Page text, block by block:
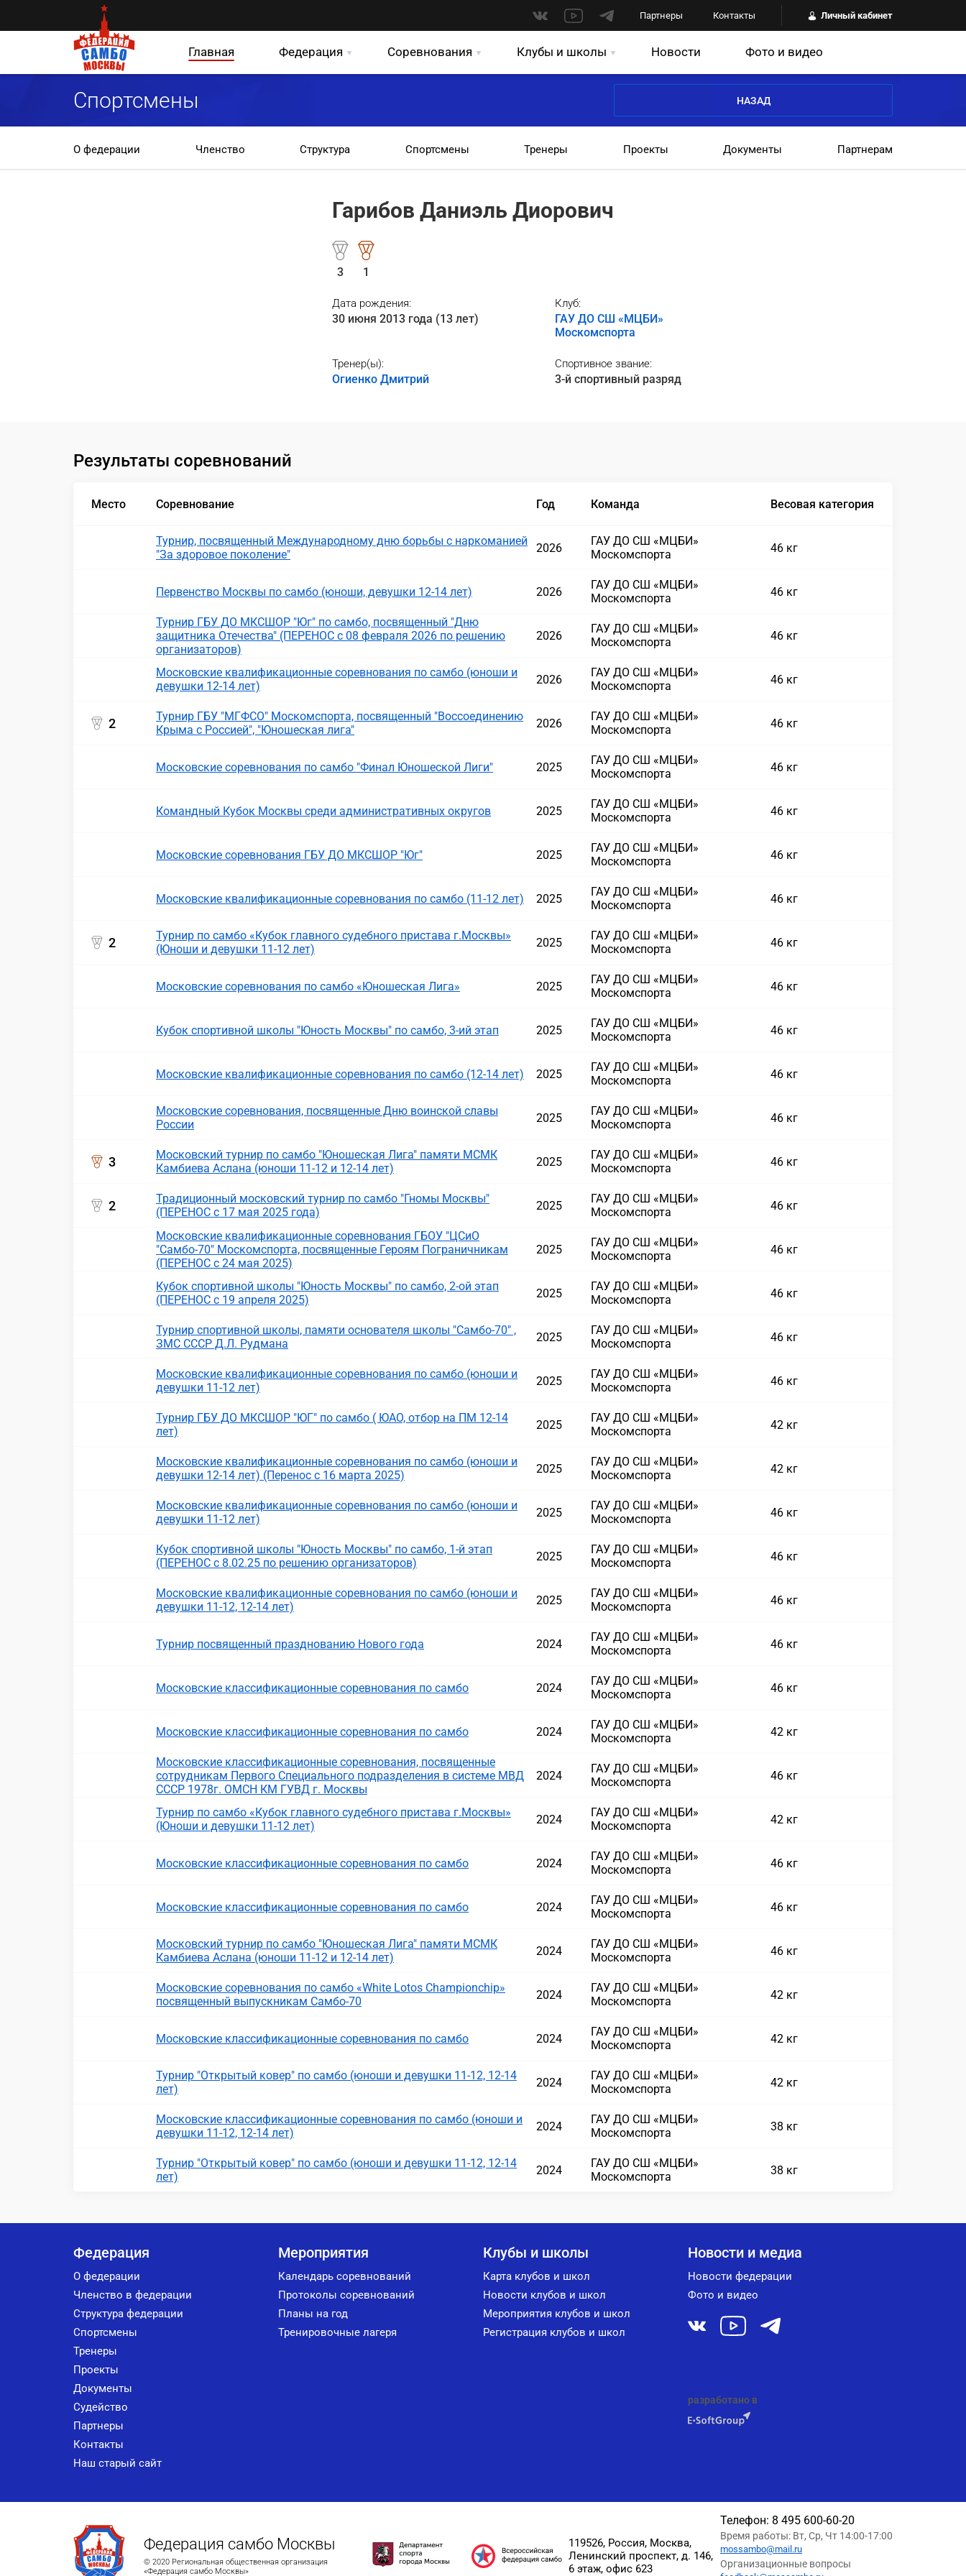
Партнеры Контакты Личный кабинет
Главная Федерация Соревнования Клубы и школы Новости Фото и видео
Спортсмены НАЗАД
О федерации Членство Структура Спортсмены Тренеры Проекты Документы Партнерам
Гарибов Даниэль Диорович
3 1
Дата рождения:
30 июня 2013 года (13 лет)
Клуб:
ГАУ ДО СШ «МЦБИ»
Москомспорта
Тренер(ы):
Огиенко Дмитрий
Спортивное звание:
3-й спортивный разряд
Результаты соревнований
Место Соревнование Год Команда Весовая категория
Турнир, посвященный Международному дню борьбы с наркоманией
"За здоровое поколение"
2026
ГАУ ДО СШ «МЦБИ»
Москомспорта
46 кг
Первенство Москвы по самбо (юноши, девушки 12-14 лет) 2026
ГАУ ДО СШ «МЦБИ»
Москомспорта
46 кг
Турнир ГБУ ДО МКСШОР "Юг" по самбо, посвященный "Дню
защитника Отечества" (ПЕРЕНОС с 08 февраля 2026 по решению
организаторов)
2026
ГАУ ДО СШ «МЦБИ»
Москомспорта
46 кг
Московские квалификационные соревнования по самбо (юноши и
девушки 12-14 лет)
2026
ГАУ ДО СШ «МЦБИ»
Москомспорта
46 кг
2
Турнир ГБУ "МГФСО" Москомспорта, посвященный "Воссоединению
Крыма с Россией", "Юношеская лига"
2026
ГАУ ДО СШ «МЦБИ»
Москомспорта
46 кг
Московские соревнования по самбо "Финал Юношеской Лиги" 2025
ГАУ ДО СШ «МЦБИ»
Москомспорта
46 кг
Командный Кубок Москвы среди административных округов 2025
ГАУ ДО СШ «МЦБИ»
Москомспорта
46 кг
Московские соревнования ГБУ ДО МКСШОР "Юг" 2025
ГАУ ДО СШ «МЦБИ»
Москомспорта
46 кг
Московские квалификационные соревнования по самбо (11-12 лет) 2025
ГАУ ДО СШ «МЦБИ»
Москомспорта
46 кг
2
Турнир по самбо «Кубок главного судебного пристава г.Москвы»
(Юноши и девушки 11-12 лет)
2025
ГАУ ДО СШ «МЦБИ»
Москомспорта
46 кг
Московские соревнования по самбо «Юношеская Лига» 2025
ГАУ ДО СШ «МЦБИ»
Москомспорта
46 кг
Кубок спортивной школы "Юность Москвы" по самбо, 3-ий этап 2025
ГАУ ДО СШ «МЦБИ»
Москомспорта
46 кг
Московские квалификационные соревнования по самбо (12-14 лет) 2025
ГАУ ДО СШ «МЦБИ»
Москомспорта
46 кг
Московские соревнования, посвященные Дню воинской славы
России
2025
ГАУ ДО СШ «МЦБИ»
Москомспорта
46 кг
3
Московский турнир по самбо "Юношеская Лига" памяти МСМК
Камбиева Аслана (юноши 11-12 и 12-14 лет)
2025
ГАУ ДО СШ «МЦБИ»
Москомспорта
46 кг
2
Традиционный московский турнир по самбо "Гномы Москвы"
(ПЕРЕНОС с 17 мая 2025 года)
2025
ГАУ ДО СШ «МЦБИ»
Москомспорта
46 кг
Московские квалификационные соревнования ГБОУ "ЦСиО
"Самбо-70" Москомспорта, посвященные Героям Пограничникам
(ПЕРЕНОС с 24 мая 2025)
2025
ГАУ ДО СШ «МЦБИ»
Москомспорта
46 кг
Кубок спортивной школы "Юность Москвы" по самбо, 2-ой этап
(ПЕРЕНОС с 19 апреля 2025)
2025
ГАУ ДО СШ «МЦБИ»
Москомспорта
46 кг
Турнир спортивной школы, памяти основателя школы "Самбо-70" ,
ЗМС СССР Д.Л. Рудмана
2025
ГАУ ДО СШ «МЦБИ»
Москомспорта
46 кг
Московские квалификационные соревнования по самбо (юноши и
девушки 11-12 лет)
2025
ГАУ ДО СШ «МЦБИ»
Москомспорта
46 кг
Турнир ГБУ ДО МКСШОР "ЮГ" по самбо ( ЮАО, отбор на ПМ 12-14
лет)
2025
ГАУ ДО СШ «МЦБИ»
Москомспорта
42 кг
Московские квалификационные соревнования по самбо (юноши и
девушки 12-14 лет) (Перенос с 16 марта 2025)
2025
ГАУ ДО СШ «МЦБИ»
Москомспорта
42 кг
Московские квалификационные соревнования по самбо (юноши и
девушки 11-12 лет)
2025
ГАУ ДО СШ «МЦБИ»
Москомспорта
46 кг
Кубок спортивной школы "Юность Москвы" по самбо, 1-й этап
(ПЕРЕНОС с 8.02.25 по решению организаторов)
2025
ГАУ ДО СШ «МЦБИ»
Москомспорта
46 кг
Московские квалификационные соревнования по самбо (юноши и
девушки 11-12, 12-14 лет)
2025
ГАУ ДО СШ «МЦБИ»
Москомспорта
46 кг
Турнир посвященный празднованию Нового года 2024
ГАУ ДО СШ «МЦБИ»
Москомспорта
46 кг
Московские классификационные соревнования по самбо 2024
ГАУ ДО СШ «МЦБИ»
Москомспорта
46 кг
Московские классификационные соревнования по самбо 2024
ГАУ ДО СШ «МЦБИ»
Москомспорта
42 кг
Московские классификационные соревнования, посвященные
сотрудникам Первого Специального подразделения в системе МВД
СССР 1978г. ОМСН КМ ГУВД г. Москвы
2024
ГАУ ДО СШ «МЦБИ»
Москомспорта
46 кг
Турнир по самбо «Кубок главного судебного пристава г.Москвы»
(Юноши и девушки 11-12 лет)
2024
ГАУ ДО СШ «МЦБИ»
Москомспорта
42 кг
Московские классификационные соревнования по самбо 2024
ГАУ ДО СШ «МЦБИ»
Москомспорта
46 кг
Московские классификационные соревнования по самбо 2024
ГАУ ДО СШ «МЦБИ»
Москомспорта
46 кг
Московский турнир по самбо "Юношеская Лига" памяти МСМК
Камбиева Аслана (юноши 11-12 и 12-14 лет)
2024
ГАУ ДО СШ «МЦБИ»
Москомспорта
46 кг
Московские соревнования по самбо «White Lotos Championchip»
посвященный выпускникам Самбо-70
2024
ГАУ ДО СШ «МЦБИ»
Москомспорта
42 кг
Московские классификационные соревнования по самбо 2024
ГАУ ДО СШ «МЦБИ»
Москомспорта
42 кг
Турнир "Открытый ковер" по самбо (юноши и девушки 11-12, 12-14
лет)
2024
ГАУ ДО СШ «МЦБИ»
Москомспорта
42 кг
Московские классификационные соревнования по самбо (юноши и
девушки 11-12, 12-14 лет)
2024
ГАУ ДО СШ «МЦБИ»
Москомспорта
38 кг
Турнир "Открытый ковер" по самбо (юноши и девушки 11-12, 12-14
лет)
2024
ГАУ ДО СШ «МЦБИ»
Москомспорта
38 кг
Федерация
О федерации
Членство в федерации
Структура федерации
Спортсмены
Тренеры
Проекты
Документы
Судейство
Партнеры
Контакты
Наш старый сайт
Мероприятия
Календарь соревнований
Протоколы соревнований
Планы на год
Тренировочные лагеря
Клубы и школы
Карта клубов и школ
Новости клубов и школ
Мероприятия клубов и школ
Регистрация клубов и школ
Новости и медиа
Новости федерации
Фото и видео
разработано в
Федерация самбо Москвы
© 2020 Региональная общественная организация
«Федерация самбо Москвы»
119526, Россия, Москва,
Ленинский проспект, д. 146,
6 этаж, офис 623
Телефон: 8 495 600-60-20
Время работы: Вт, Ср, Чт 14:00-17:00
mossambo@mail.ru
Организационные вопросы